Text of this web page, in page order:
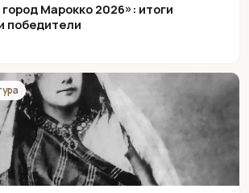
Марокко 2026»: итоги
победители